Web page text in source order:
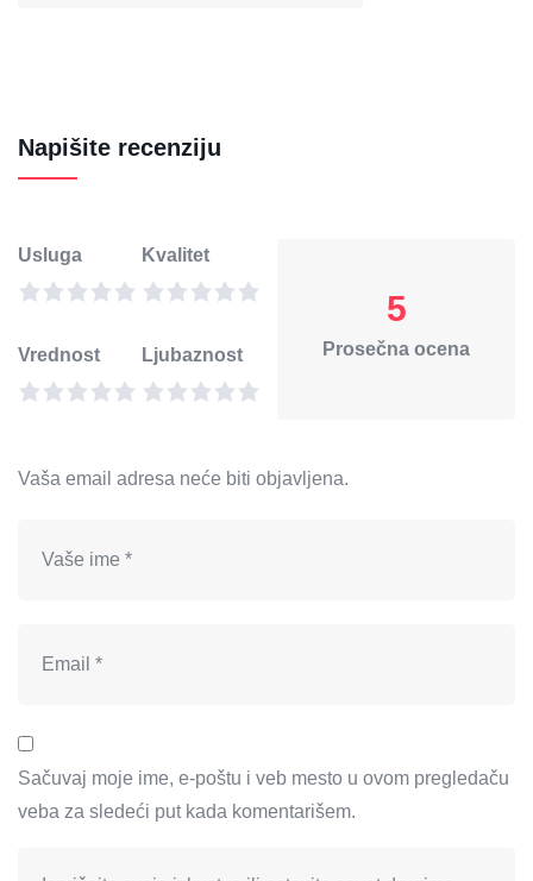
Napišite recenziju
Usluga Kvalitet
Vrednost Ljubaznost
5
Prosečna ocena
Vaša email adresa neće biti objavljena.
Sačuvaj moje ime, e-poštu i veb mesto u ovom pregledaču
veba za sledeći put kada komentarišem.